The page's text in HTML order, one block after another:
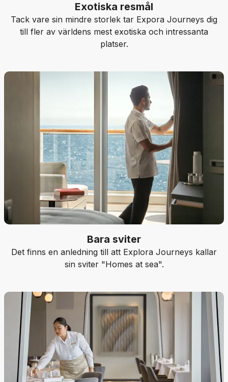
Exotiska resmål
Tack vare sin mindre storlek tar Expora Journeys dig
till fler av världens mest exotiska och intressanta
platser.
Bara sviter
Det finns en anledning till att Explora Journeys kallar
sin sviter "Homes at sea".